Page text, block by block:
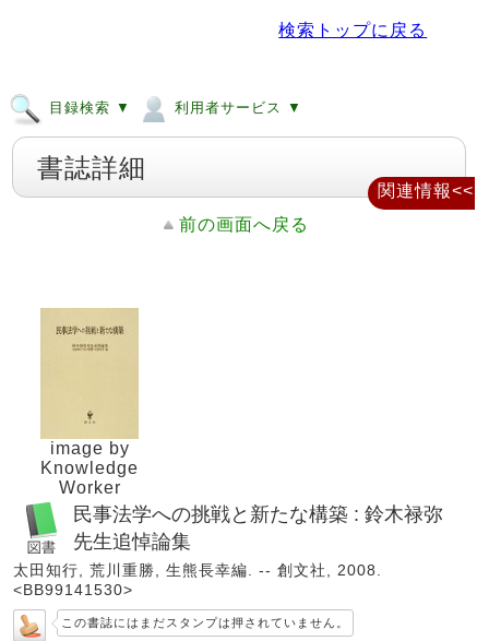
検索トップに戻る
目録検索 ▼ 利用者サービス ▼
書誌詳細
前の画面へ戻る
image by
Knowledge
Worker
民事法学への挑戦と新たな構築 : 鈴木禄弥
先生追悼論集
太田知行, 荒川重勝, 生熊長幸編. -- 創文社, 2008.
<BB99141530>
この書誌にはまだスタンプは押されていません。
関連情報<<